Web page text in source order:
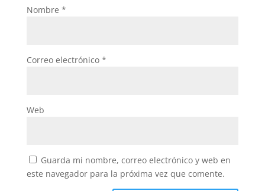
Nombre *
Correo electrónico *
Web
Guarda mi nombre, correo electrónico y web en
este navegador para la próxima vez que comente.